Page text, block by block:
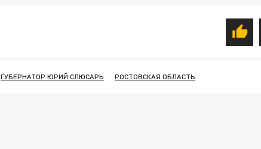
ГУБЕРНАТОР ЮРИЙ СЛЮСАРЬ РОСТОВСКАЯ ОБЛАСТЬ